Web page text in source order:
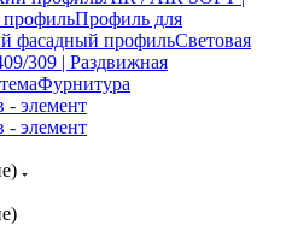
Профиль для
фасадный профильСветовая
309 | Раздвижная
Фурнитура
- элемент
- элемент